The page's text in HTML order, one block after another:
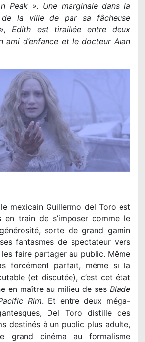
Peak ». Une marginale dans la
de la ville de par sa fâcheuse
Edith est tiraillée entre deux
ami d’enfance et le docteur Alan
mexicain Guillermo del Toro est
train de s’imposer comme le
sorte de grand gamin
fantasmes de spectateur vers
faire partager au public. Même
forcément parfait, même si la
(et discutée), c’est cet état
en maître au milieu de ses Blade
Rim. Et entre deux méga-
Del Toro distille des
destinés à un public plus adulte,
grand cinéma au formalisme